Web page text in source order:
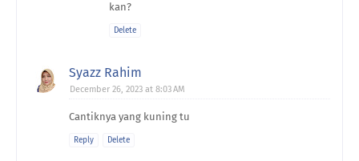
kan?
Delete
Syazz Rahim
December 26, 2023 at 8:03 AM
Cantiknya yang kuning tu
Reply Delete